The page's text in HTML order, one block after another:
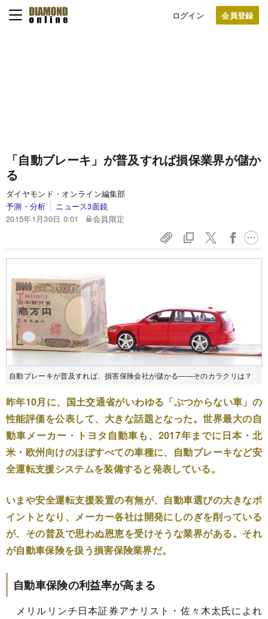
ログイン
「自動ブレーキ」が普及すれば損保業界が儲か
る
ダイヤモンド・オンライン編集部
予測・分析
ニュース3面鏡
2015年1月30日 0:01
会員限定
自動ブレーキが普及すれば、損害保険会社が儲かる――そのカラクリは？
昨年10月に、国土交通省がいわゆる「ぶつからない車」の
性能評価を公表して、大きな話題となった。世界最大の自
動車メーカー・トヨタ自動車も、2017年までに日本・北
米・欧州向けのほぼすべての車種に、自動ブレーキなど安
全運転支援システムを装備すると発表している。
いまや安全運転支援装置の有無が、自動車選びの大きなポ
イントとなり、メーカー各社は開発にしのぎを削っている
が、その普及で思わぬ恩恵を受けそうな業界がある。それ
が自動車保険を扱う損害保険業界だ。
自動車保険の利益率が高まる
メリルリンチ日本証券アナリスト・佐々木太氏によれ